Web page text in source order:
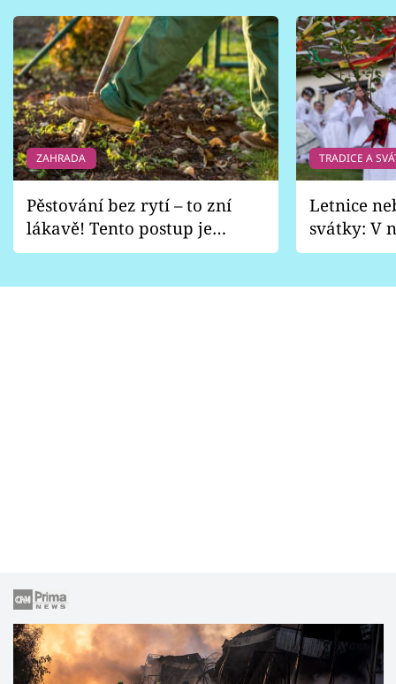
ZAHRADA
Pěstování bez rytí – to zní
lákavě! Tento postup je
vhodný jen pro některé
TRADICE A
Letnice
svátky: V
pondělí